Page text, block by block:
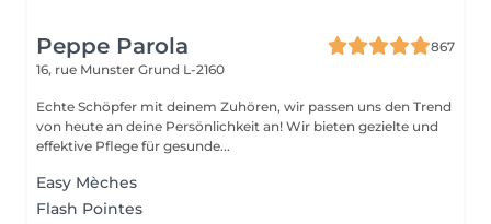
Peppe Parola
867
16, rue Munster Grund L-2160
Echte Schöpfer mit deinem Zuhören, wir passen uns den Trend
von heute an deine Persönlichkeit an! Wir bieten gezielte und
effektive Pflege für gesunde...
Easy Mèches
Flash Pointes